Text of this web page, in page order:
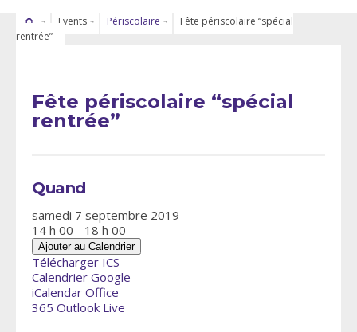
Events Périscolaire
Fête périscolaire “spécial
rentrée”
Fête périscolaire “spécial
rentrée”
Quand
samedi 7 septembre 2019
14 h 00 - 18 h 00
Ajouter au Calendrier
Télécharger ICS
Calendrier Google
iCalendar Office
365 Outlook Live